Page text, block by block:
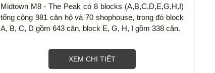
Midtown M8 - The Peak có 8 blocks (A,B,C,D,E,G,H,I)
tổng cộng 981 căn hộ và 70 shophouse, trong đó block
A, B, C, D gồm 643 căn, block E, G, H, I gồm 338 căn.
XEM CHI TIẾT